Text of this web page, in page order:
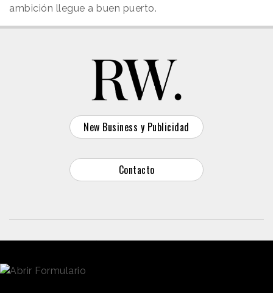
ambición llegue a buen puerto.
New Business y Publicidad
Contacto
© 2026 Reason Why
Dirección: